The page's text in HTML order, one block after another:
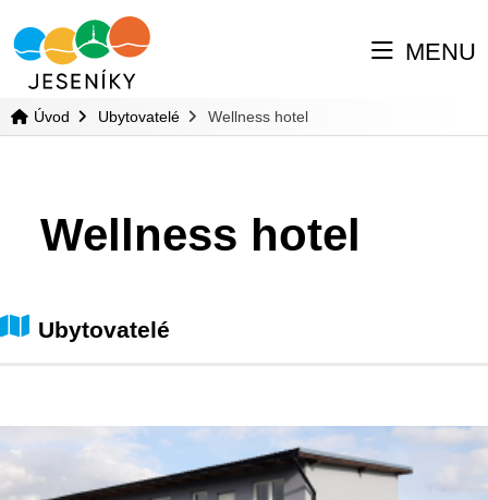
MENU
Úvod Ubytovatelé Wellness hotel
Wellness hotel
Ubytovatelé